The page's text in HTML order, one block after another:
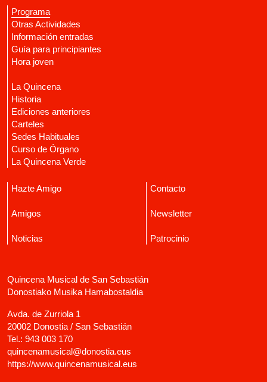
Programa
Otras Actividades
Información entradas
Guía para principiantes
Hora joven
La Quincena
Historia
Ediciones anteriores
Carteles
Sedes Habituales
Curso de Órgano
La Quincena Verde
Hazte Amigo
Amigos
Noticias
Contacto
Newsletter
Patrocinio
Quincena Musical de San Sebastián
Donostiako Musika Hamabostaldia
Avda. de Zurriola 1
20002 Donostia / San Sebastián
Tel.: 943 003 170
quincenamusical@donostia.eus
https://www.quincenamusical.eus